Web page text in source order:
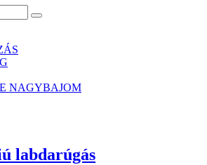
Keresés
NAGYBAJOM
labdarúgás